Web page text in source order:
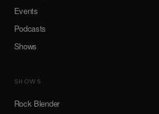
Events
Podcasts
Shows
SHOWS
Rock Blender